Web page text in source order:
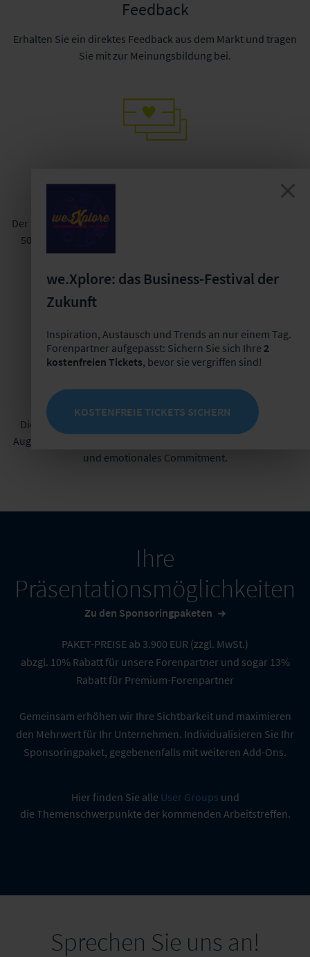
Feedback
Erhalten Sie ein direktes Feedback aus dem Markt und tragen
Sie mit zur Meinungsbildung bei.
Der feste Mitgliederkreis und die limitierte Gruppengröße (25-
50 Teilnehmende) ermöglichen Ihnen einen verbindlichen
sowie vertrauensvollen Austausch.
Netzwerk
Die Beziehungen, die Sie knüpfen, die Kommunikation auf
Augenhöhe sowie das gemeinsame Ziel erzeugen ein soziales
und emotionales Commitment.
Ihre
Präsentationsmöglichkeiten
Zu den Sponsoringpaketen
PAKET-PREISE ab 3.900 EUR (zzgl. MwSt.)
abzgl. 10% Rabatt für unsere Forenpartner und sogar 13%
Rabatt für Premium-Forenpartner
Gemeinsam erhöhen wir Ihre Sichtbarkeit und maximieren
den Mehrwert für Ihr Unternehmen. Individualisieren Sie Ihr
Sponsoringpaket, gegebenenfalls mit weiteren Add-Ons.
Hier finden Sie alle User Groups und
die Themenschwerpunkte der kommenden Arbeitstreffen.
Sprechen Sie uns an!
we.Xplore: das Business-Festival der
Zukunft
Inspiration, Austausch und Trends an nur einem Tag.
Forenpartner aufgepasst: Sichern Sie sich Ihre 2
kostenfreien Tickets, bevor sie vergriffen sind!
KOSTENFREIE TICKETS SICHERN